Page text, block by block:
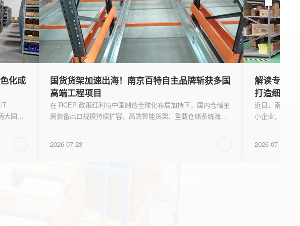
获多国
内仓储金
统海外
解读专精特新！南京百特 21 年深耕仓储装备，
打造细分领域硬核实力
近日，南京百特金属制品有限公司成功获评江苏省专精特新中
小企业，凭借长期聚焦、精益制造、特色技术、持续创新的发
2026-07-23
攻克重型
体库落
近日，南京
企业打造的
2026-07-24